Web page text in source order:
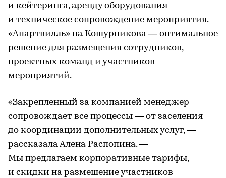
и кейтеринга, аренду оборудования
и техническое сопровождение мероприятия.
«Апартвилль» на Кошурникова — оптимальное
решение для размещения сотрудников,
проектных команд и участников
мероприятий.
«Закрепленный за компанией менеджер
сопровождает все процессы — от заселения
до координации дополнительных услуг, —
рассказала Алена Распопина. —
Мы предлагаем корпоративные тарифы,
и скидки на размещение участников